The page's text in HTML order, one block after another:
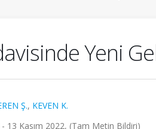
Yeni
Ş., KEVEN K.
13 Kasım 2022, (Tam Metin Bildiri)